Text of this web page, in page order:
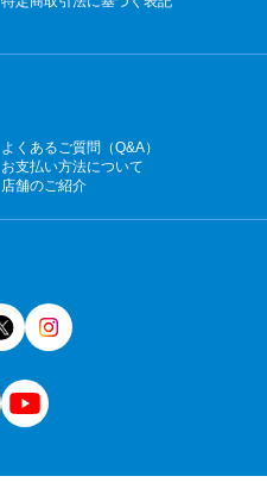
よくあるご質問（Q&A）
お支払い方法について
店舗のご紹介